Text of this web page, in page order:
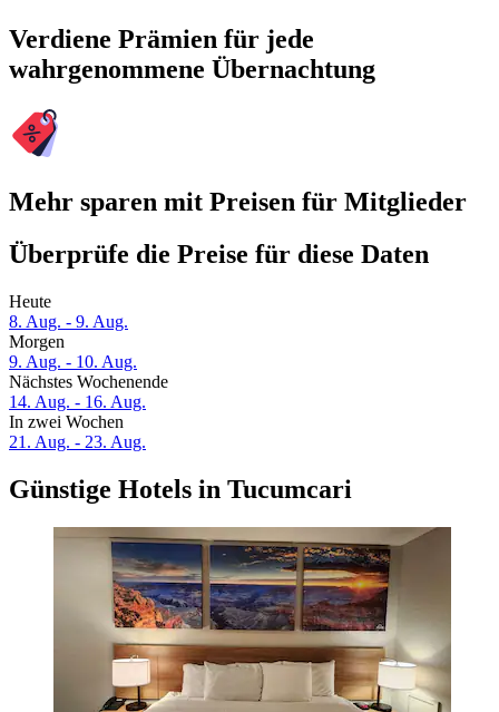
Verdiene Prämien für jede
wahrgenommene Übernachtung
Mehr sparen mit Preisen für Mitglieder
Überprüfe die Preise für diese Daten
Heute
8. Aug. - 9. Aug.
Morgen
9. Aug. - 10. Aug.
Nächstes Wochenende
14. Aug. - 16. Aug.
In zwei Wochen
21. Aug. - 23. Aug.
Günstige Hotels in Tucumcari